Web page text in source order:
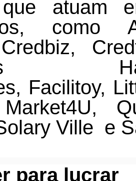
que
como
Credbiz,
, Facilitoy,
Market4U,
Ville e
para lucrar